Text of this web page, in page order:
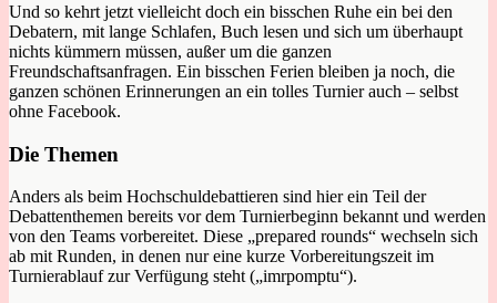
Und so kehrt jetzt vielleicht doch ein bisschen Ruhe ein bei den
Debatern, mit lange Schlafen, Buch lesen und sich um überhaupt
nichts kümmern müssen, außer um die ganzen
Freundschaftsanfragen. Ein bisschen Ferien bleiben ja noch, die
ganzen schönen Erinnerungen an ein tolles Turnier auch – selbst
ohne Facebook.
Die Themen
Anders als beim Hochschuldebattieren sind hier ein Teil der
Debattenthemen bereits vor dem Turnierbeginn bekannt und werden
von den Teams vorbereitet. Diese „prepared rounds“ wechseln sich
ab mit Runden, in denen nur eine kurze Vorbereitungszeit im
Turnierablauf zur Verfügung steht („imrpomptu“).